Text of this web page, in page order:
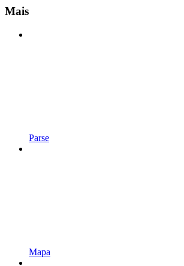
Mais
Parse
Mapa